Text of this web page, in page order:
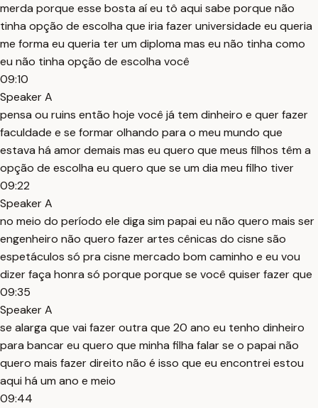
merda porque esse bosta aí eu tô aqui sabe porque não
tinha opção de escolha que iria fazer universidade eu queria
me forma eu queria ter um diploma mas eu não tinha como
eu não tinha opção de escolha você
09:10
Speaker A
pensa ou ruins então hoje você já tem dinheiro e quer fazer
faculdade e se formar olhando para o meu mundo que
estava há amor demais mas eu quero que meus filhos têm a
opção de escolha eu quero que se um dia meu filho tiver
09:22
Speaker A
no meio do período ele diga sim papai eu não quero mais ser
engenheiro não quero fazer artes cênicas do cisne são
espetáculos só pra cisne mercado bom caminho e eu vou
dizer faça honra só porque porque se você quiser fazer que
09:35
Speaker A
se alarga que vai fazer outra que 20 ano eu tenho dinheiro
para bancar eu quero que minha filha falar se o papai não
quero mais fazer direito não é isso que eu encontrei estou
aqui há um ano e meio
09:44